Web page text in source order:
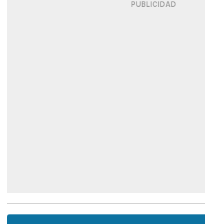
PUBLICIDAD